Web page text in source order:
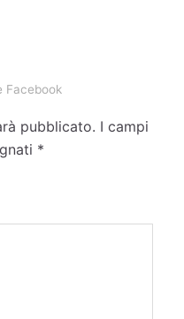
Facebook
pubblicato. I campi
*